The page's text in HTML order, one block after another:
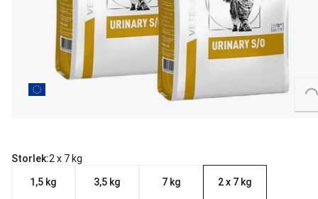
Loading...
Storlek:2 x 7 kg
1,5 kg 3,5 kg 7 kg 2 x 7 kg